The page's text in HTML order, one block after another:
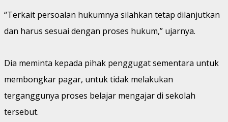
“Terkait persoalan hukumnya silahkan tetap dilanjutkan
dan harus sesuai dengan proses hukum,” ujarnya.
Dia meminta kepada pihak penggugat sementara untuk
membongkar pagar, untuk tidak melakukan
terganggunya proses belajar mengajar di sekolah
tersebut.